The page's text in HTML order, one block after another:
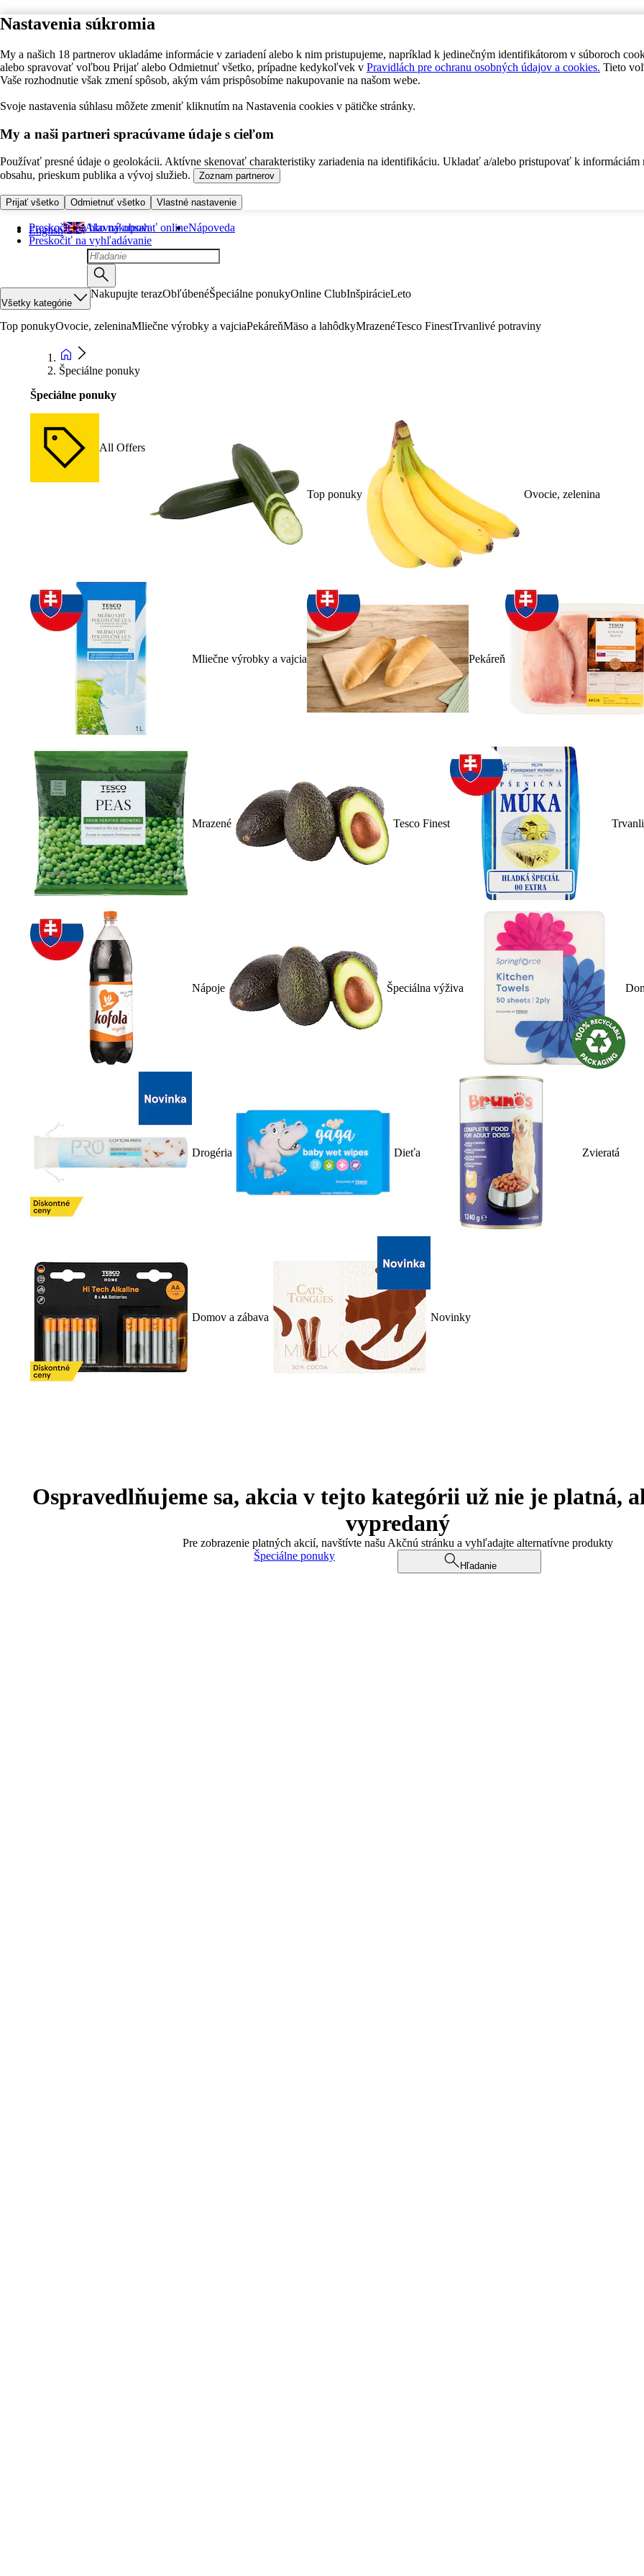
Nastavenia súkromia
My a našich 18 partnerov ukladáme informácie v zariadení alebo k nim pristupujeme, napríklad k jedinečným identifikátorom v súboroch
alebo spravovať voľbou Prijať alebo Odmietnuť všetko, prípadne kedykoľvek v Pravidlách pre ochranu osobných údajov a cookies. Tieto
Vaše rozhodnutie však zmení spôsob, akým vám prispôsobíme nakupovanie na našom webe.
Svoje nastavenia súhlasu môžete zmeniť kliknutím na Nastavenia cookies v pätičke stránky.
My a naši partneri spracúvame údaje s cieľom
Používať presné údaje o geolokácii. Aktívne skenovať charakteristiky zariadenia na identifikáciu. Ukladať a/alebo pristupovať k informáciám
obsahu, prieskum publika a vývoj služieb.
Zoznam partnerov
Prijať všetko Odmietnuť všetko Vlastné nastavenie
Preskočiť na hlavný obsah
Preskočiť na vyhľadávanie
English Ako nakupovať onlineNápoveda
Všetky kategórie
Nakupujte terazObľúbenéŠpeciálne ponukyOnline ClubInšpirácieLeto
Top ponukyOvocie, zeleninaMliečne výrobky a vajciaPekáreňMäso a lahôdkyMrazenéTesco FinestTrvanlivé potraviny
Špeciálne ponuky
Špeciálne ponuky
All Offers
Top ponuky Ovocie, zelenina
Mliečne výrobky a vajcia Pekáreň
Mrazené Tesco Finest
Nápoje Špeciálna výživa
Drogéria Dieťa Zvieratá
Domov a zábava Novinky
Ospravedlňujeme sa, akcia v tejto kategórii už nie je platná,
vypredaný
Pre zobrazenie platných akcií, navštívte našu Akčnú stránku a vyhľadajte alternatívne produkty
Špeciálne ponuky
Hľadanie